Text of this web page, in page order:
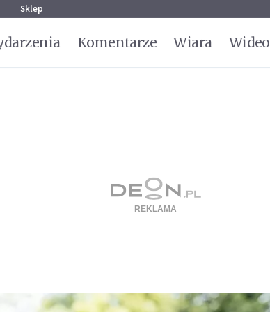
Sklep
Komentarze Wiara Wideo